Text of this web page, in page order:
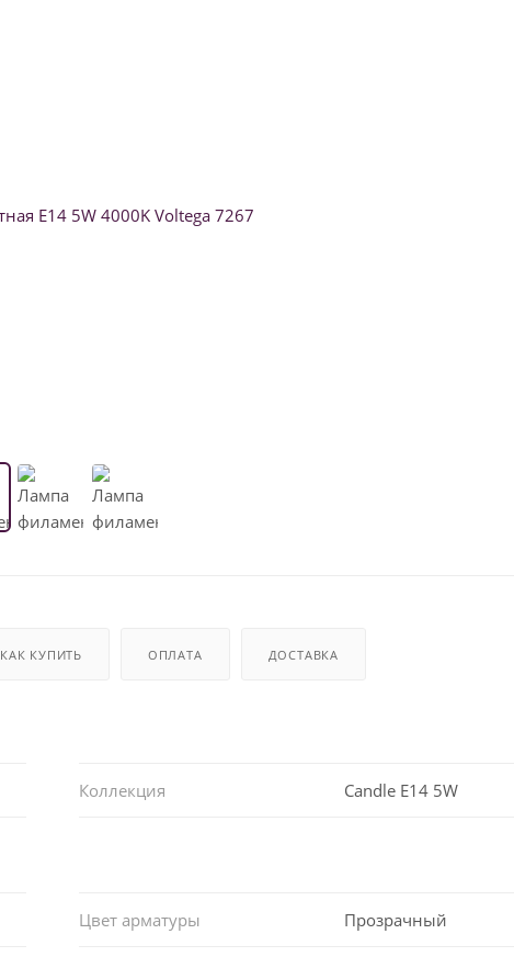
КАК КУПИТЬ ОПЛАТА ДОСТАВКА
Коллекция Candle E14 5W
Цвет арматуры Прозрачный